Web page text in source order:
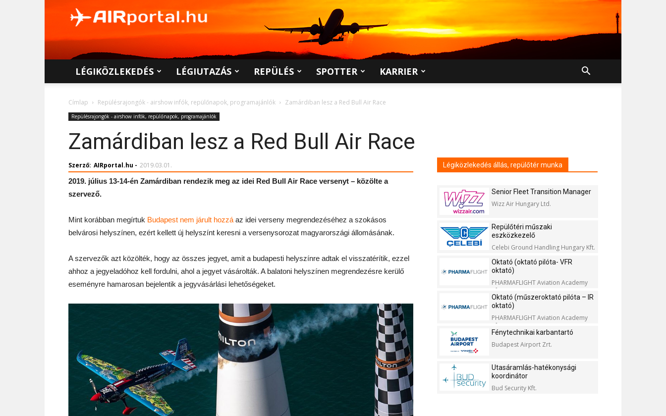
LÉGIKÖZLEKEDÉS LÉGIUTAZÁS REPÜLÉS SPOTTER KARRIER
Címlap Repülésrajongók - airshow infók, repülőnapok, programajánlók Zamárdiban lesz a Red Bull Air Race
Repülésrajongók - airshow infók, repülőnapok, programajánlók
Zamárdiban lesz a Red Bull Air Race
Szerző: AIRportal.hu - 2019.03.01.
2019. július 13-14-én Zamárdiban rendezik meg az idei Red Bull Air Race versenyt – közölte a
szervező.
Mint korábban megírtuk Budapest nem járult hozzá az idei verseny megrendezéséhez a szokásos
belvárosi helyszínen, ezért kellett új helyszínt keresni a versenysorozat magyarországi állomásának.
A szervezők azt közölték, hogy az összes jegyet, amit a budapesti helyszínre adtak el visszatérítik, ezzel
ahhoz a jegyeladóhoz kell fordulni, ahol a jegyet vásárolták. A balatoni helyszínen megrendezésre kerülő
eseményre hamarosan bejelentik a jegyvásárlási lehetőségeket.
Légiközlekedés állás, repülőtér munka
Senior Fleet Transition Manager
Wizz Air Hungary Ltd.
Repülőtéri műszaki
eszközkezelő
Celebi Ground Handling Hungary Kft.
Oktató (oktató pilóta- VFR
oktató)
PHARMAFLIGHT Aviation Academy
Kft.
Oktató (műszeroktató pilóta – IR
oktató)
PHARMAFLIGHT Aviation Academy
Kft.
Fénytechnikai karbantartó
Budapest Airport Zrt.
Utasáramlás-hatékonysági
koordinátor
Bud Security Kft.